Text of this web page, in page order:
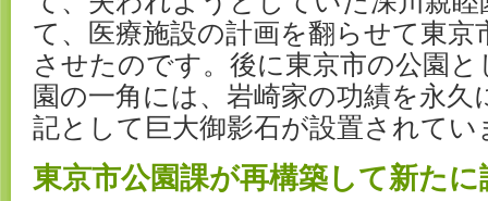
て、医療施設の計画を翻らせて東京
させたのです。後に東京市の公園
園の一角には、岩崎家の功績を永久
記として巨大御影石が設置されてい
東京市公園課が再構築して新た